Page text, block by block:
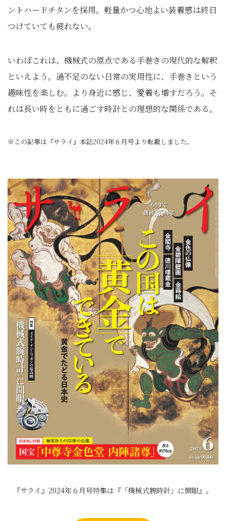
ントハードチタンを採用。軽量かつ心地よい装着感は終日
つけていても疲れない。
いわばこれは、機械式の原点である手巻きの現代的な解釈
といえよう。過不足のない日常の実用性に、手巻きという
趣味性を楽しむ。より身近に感じ、愛着も増すだろう。そ
れは長い時をともに過ごす時計との理想的な関係である。
※この記事は『サライ』本誌2024年６月号より転載しました。
『サライ』2024年６月号特集は『「機械式腕時計」に開眼』。